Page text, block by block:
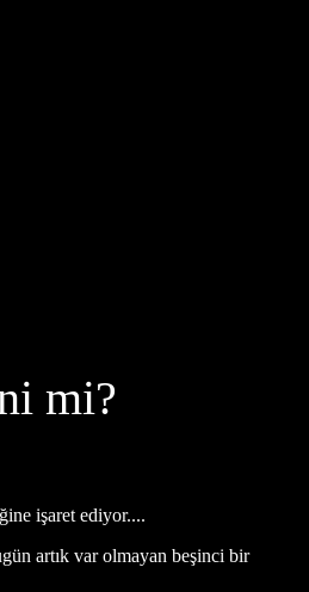
mi?
işaret ediyor....
artık var olmayan beşinci bir